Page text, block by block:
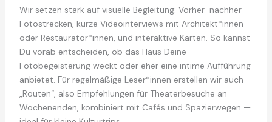
Wir setzen stark auf visuelle Begleitung: Vorher-nachher-
Fotostrecken, kurze Videointerviews mit Architekt*innen
oder Restaurator*innen, und interaktive Karten. So kannst
Du vorab entscheiden, ob das Haus Deine
Fotobegeisterung weckt oder eher eine intime Aufführung
anbietet. Für regelmäßige Leser*innen erstellen wir auch
„Routen“, also Empfehlungen für Theaterbesuche an
Wochenenden, kombiniert mit Cafés und Spazierwegen —